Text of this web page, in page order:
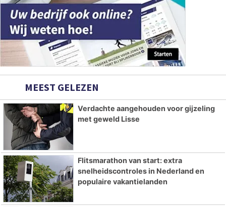
MEEST GELEZEN
Verdachte aangehouden voor gijzeling
met geweld Lisse
Flitsmarathon van start: extra
snelheidscontroles in Nederland en
populaire vakantielanden